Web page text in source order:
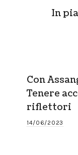
In
Con
Tenere
riflettori
14/06/2023